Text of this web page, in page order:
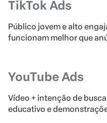
TikTok Ads
Público jovem e alto
funcionam melhor que
YouTube Ads
Vídeo + intenção de
educativo e